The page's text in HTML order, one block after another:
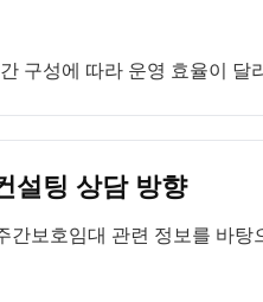
구성에 따라 운영 효율이 달
설팅 상담 방향
보호임대 관련 정보를 바